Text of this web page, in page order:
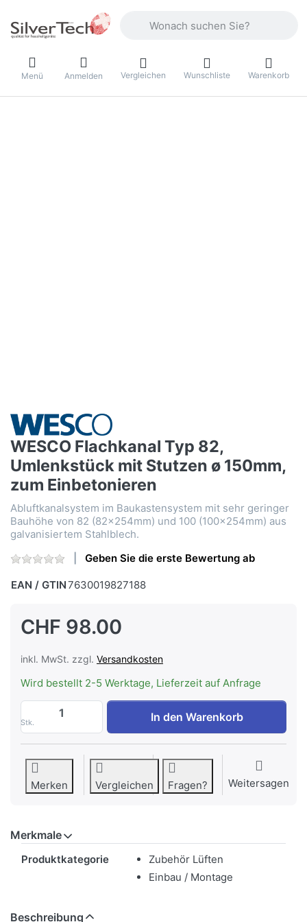
Menü Anmelden Vergleichen Wunschliste Warenkorb
WESCO Flachkanal Typ 82,
Umlenkstück mit Stutzen ø 150mm,
zum Einbetonieren
Abluftkanalsystem im Baukastensystem mit sehr geringer
Bauhöhe von 82 (82×254mm) und 100 (100×254mm) aus
galvanisiertem Stahlblech.
Geben Sie die erste Bewertung ab
EAN / GTIN7630019827188
CHF 98.00
inkl. MwSt. zzgl. Versandkosten
Wird bestellt 2-5 Werktage, Lieferzeit auf Anfrage
Stk.
WESCO Flachkanal Typ 82,
In den Warenkorb
Merken Vergleichen Fragen? Weitersagen
Merkmale
Produktkategorie
Zubehör Lüften
Einbau / Montage
Beschreibung